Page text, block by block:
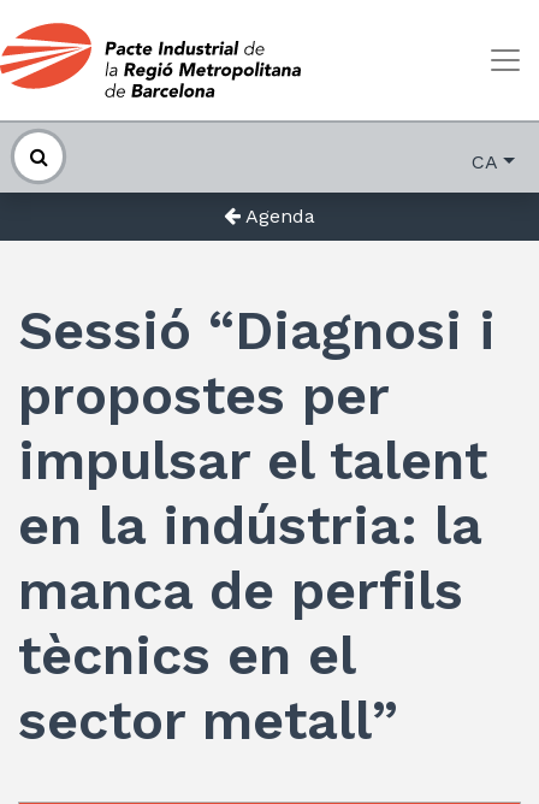
CA
Agenda
Sessió “Diagnosi i
propostes per
impulsar el talent
en la indústria: la
manca de perfils
tècnics en el
sector metall”